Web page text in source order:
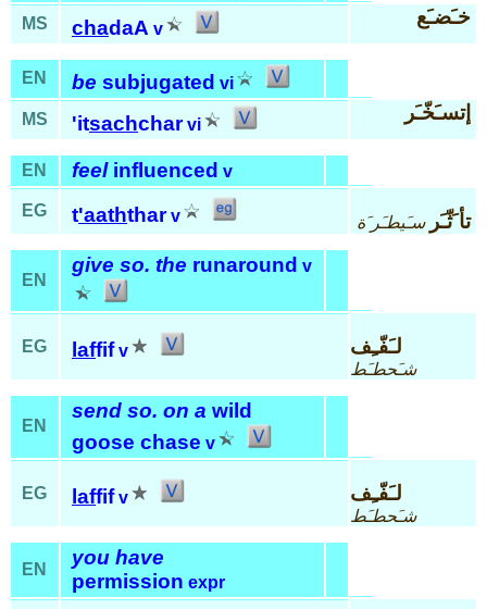
MS
chadaA v
خـَضـَع
EN be subjugated vi
MS
'itsachchar vi
إتسـَخّـَر
EN feelinfluenced v
EG t'aaththar v تأ َثّـَر سـَيطـَر َة
EN
give so. the runaround v
EG laffif v لـَفّـِف
شـَحطـَط
EN
send so. on a wild
goose chase v
EG laffif v لـَفّـِف
شـَحطـَط
EN
you have
permission expr